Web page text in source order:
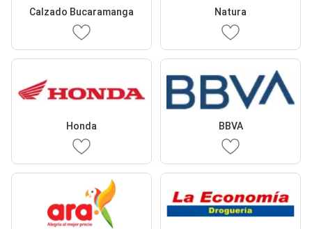
Calzado Bucaramanga Natura
Honda BBVA